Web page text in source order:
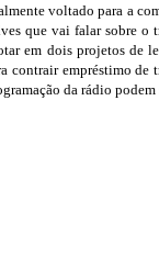
voltado para a
que vai falar sobre
em dois projetos de
empréstimo
da rádio